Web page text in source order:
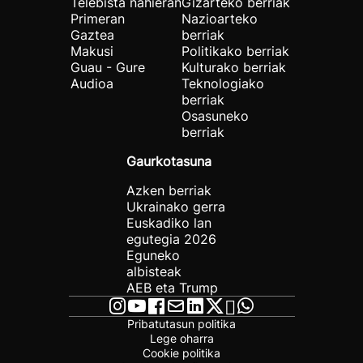
Primeran
Gaztea
Makusi
Guau - Gure
Audioa
Nazioarteko
berriak
Politikako berriak
Kulturako berriak
Teknologiako
berriak
Osasuneko
berriak
Gaurkotasuna
Azken berriak
Ukrainako gerra
Euskadiko lan
egutegia 2026
Eguneko
albisteak
AEB eta Trump
Pribatutasun politika
Lege oharra
Cookie politika